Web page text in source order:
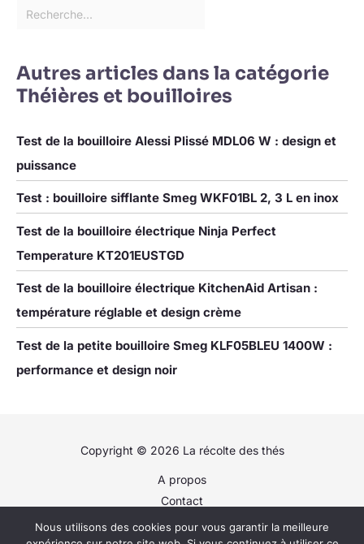
Autres articles dans la catégorie
Théières et bouilloires
Test de la bouilloire Alessi Plissé MDL06 W : design et
puissance
Test : bouilloire sifflante Smeg WKF01BL 2, 3 L en inox
Test de la bouilloire électrique Ninja Perfect
Temperature KT201EUSTGD
Test de la bouilloire électrique KitchenAid Artisan :
température réglable et design crème
Test de la petite bouilloire Smeg KLF05BLEU 1400W :
performance et design noir
Copyright © 2026 La récolte des thés
A propos
Contact
Plan du site
Nous utilisons des cookies pour vous garantir la meilleure